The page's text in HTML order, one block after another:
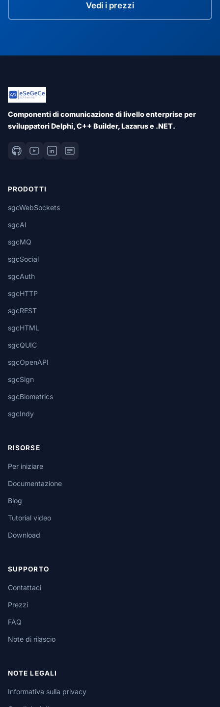
Vedi i prezzi
Componenti di comunicazione di livello enterprise per
sviluppatori Delphi, C++ Builder, Lazarus e .NET.
PRODOTTI
sgcWebSockets
sgcAI
sgcMQ
sgcSocial
sgcAuth
sgcHTTP
sgcREST
sgcHTML
sgcQUIC
sgcOpenAPI
sgcSign
sgcBiometrics
sgcIndy
RISORSE
Per iniziare
Documentazione
Blog
Tutorial video
Download
SUPPORTO
Contattaci
Prezzi
FAQ
Note di rilascio
NOTE LEGALI
Informativa sulla privacy